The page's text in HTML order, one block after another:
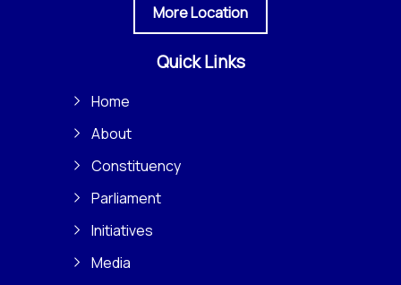
More Location
Quick Links
Home
About
Constituency
Parliament
Initiatives
Media